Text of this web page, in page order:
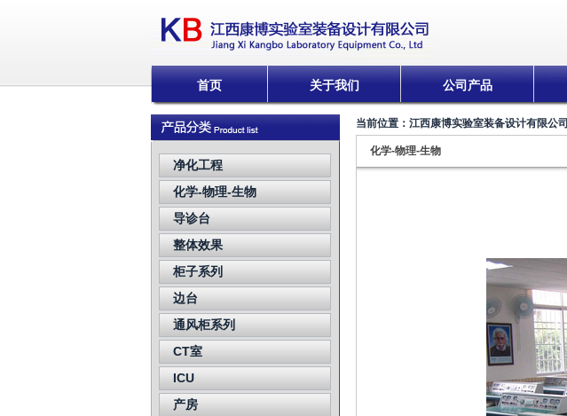
首页 关于我们 公司产品
净化工程
化学-物理-生物
导诊台
整体效果
柜子系列
边台
通风柜系列
CT室
ICU
产房
当前位置： 江西康博实验室装备设计有限公司
化学-物理-生物